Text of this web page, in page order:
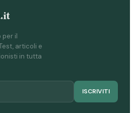
per il
articoli e
in tutta
ISCRIVITI